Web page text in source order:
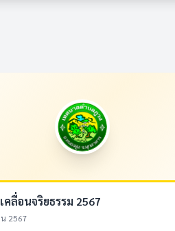
คลื่อนจริยธรรม 2567
2567